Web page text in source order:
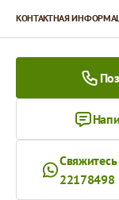
КОНТАКТНАЯ
22178498